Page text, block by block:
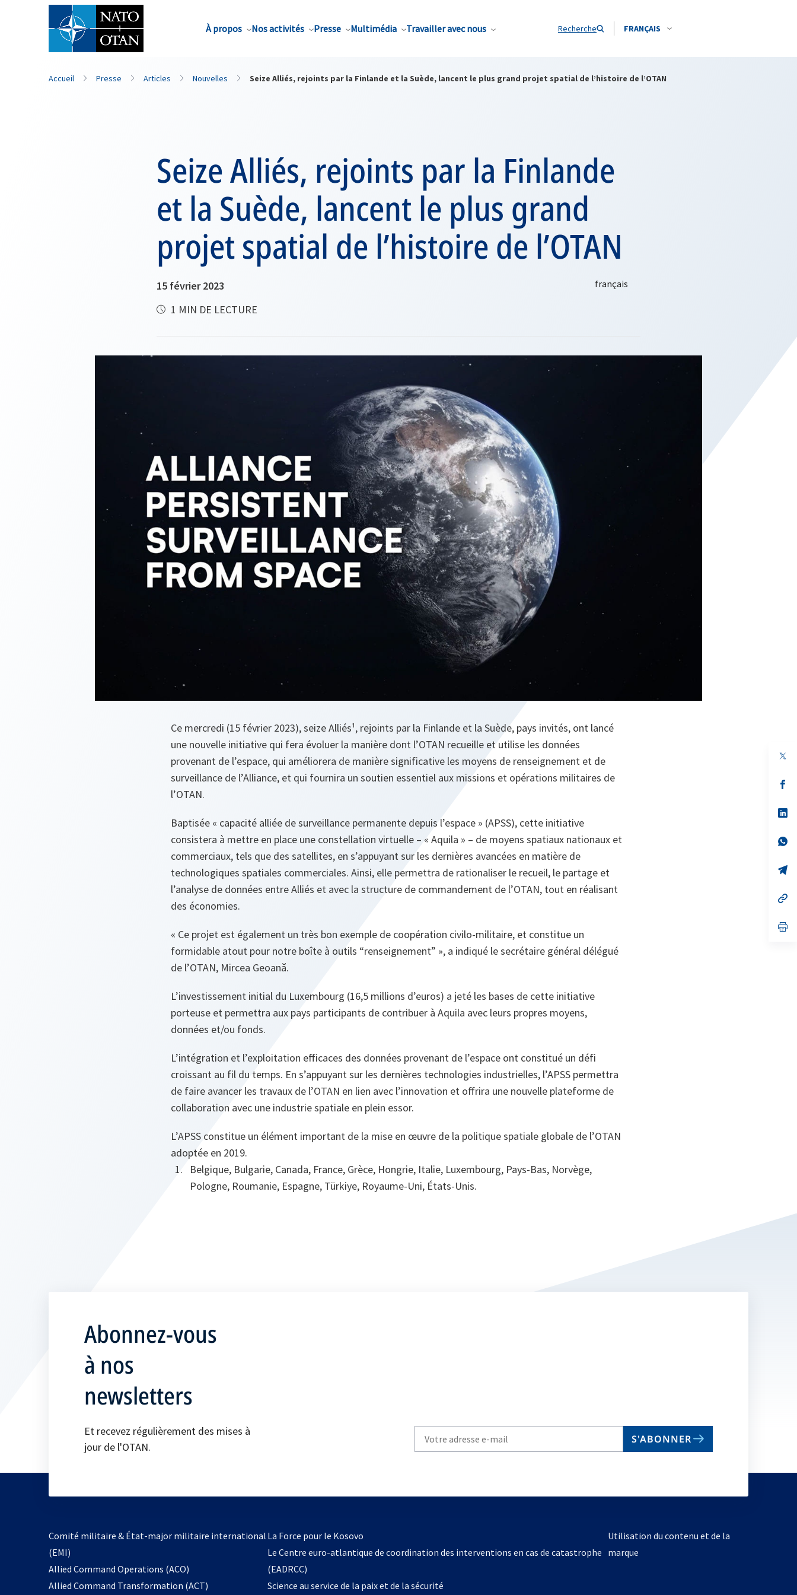
À propos Nos activités Presse Multimédia Travailler avec nous Recherche FRANÇAIS
Nom de famille*
Accueil Presse Articles Nouvelles Seize Alliés, rejoints par la Finlande et la Suède, lancent le plus grand projet spatial de l’histoire de l’OTAN
Seize Alliés, rejoints par la Finlande
et la Suède, lancent le plus grand
projet spatial de l’histoire de l’OTAN
15 février 2023
1 MIN DE LECTURE
Ce mercredi (15 février 2023), seize Alliés¹, rejoints par la Finlande et la Suède, pays invités, ont lancé
une nouvelle initiative qui fera évoluer la manière dont l’OTAN recueille et utilise les données
provenant de l’espace, qui améliorera de manière significative les moyens de renseignement et de
surveillance de l’Alliance, et qui fournira un soutien essentiel aux missions et opérations militaires de
l’OTAN.
Baptisée « capacité alliée de surveillance permanente depuis l’espace » (APSS), cette initiative
consistera à mettre en place une constellation virtuelle – « Aquila » – de moyens spatiaux nationaux et
commerciaux, tels que des satellites, en s’appuyant sur les dernières avancées en matière de
technologiques spatiales commerciales. Ainsi, elle permettra de rationaliser le recueil, le partage et
l’analyse de données entre Alliés et avec la structure de commandement de l’OTAN, tout en réalisant
des économies.
« Ce projet est également un très bon exemple de coopération civilo-militaire, et constitue un
formidable atout pour notre boîte à outils “renseignement” », a indiqué le secrétaire général délégué
de l’OTAN, Mircea Geoană.
L’investissement initial du Luxembourg (16,5 millions d’euros) a jeté les bases de cette initiative
porteuse et permettra aux pays participants de contribuer à Aquila avec leurs propres moyens,
données et/ou fonds.
L’intégration et l’exploitation efficaces des données provenant de l’espace ont constitué un défi
croissant au fil du temps. En s’appuyant sur les dernières technologies industrielles, l’APSS permettra
de faire avancer les travaux de l’OTAN en lien avec l’innovation et offrira une nouvelle plateforme de
collaboration avec une industrie spatiale en plein essor.
L’APSS constitue un élément important de la mise en œuvre de la politique spatiale globale de l’OTAN
adoptée en 2019.
Belgique, Bulgarie, Canada, France, Grèce, Hongrie, Italie, Luxembourg, Pays-Bas, Norvège,
Pologne, Roumanie, Espagne, Türkiye, Royaume-Uni, États-Unis.
Abonnez-vous
à nos
newsletters
Et recevez régulièrement des mises à
jour de l'OTAN.
your
S'ABONNER
Comité militaire & État-major militaire international
(EMI)
Allied Command Operations (ACO)
dans
Allied Command Transformation (ACT)
La Force pour le Kosovos’ouvre
dans
nouvel
Le Centre euro-atlantique de coordination des interventions en cas de catastrophe
(EADRCC)
Science au service de la paix et de la sécurité
Utilisation du contenu et de la
marque